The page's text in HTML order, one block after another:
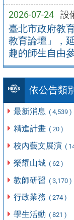
2026-07-24 設
臺北市政府教
教育論壇」，
趣的師生自由參
依公告類
最新消息 ( 4,539 )
精進計畫 ( 20 )
校內藝文展演 (
榮耀山城 ( 62 )
教師研習 ( 3,170 )
行政業務 ( 274 )
學生活動 ( 821 )